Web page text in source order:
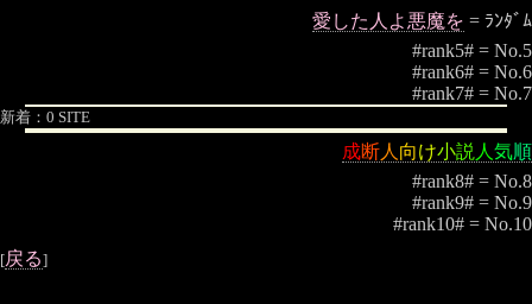
愛した人よ悪魔を = ﾗﾝﾀﾞﾑ
#rank5# = No.5
#rank6# = No.6
#rank7# = No.7
新着：0 SITE
成断人 向け小説 人 気順
#rank8# = No.8
#rank9# = No.9
#rank10# = No.10
[戻る]